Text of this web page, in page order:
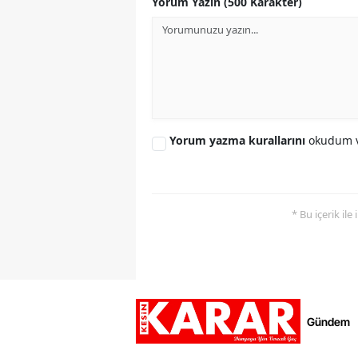
Yorum yazma kurallarını okudum
* Bu içerik ile
Gündem